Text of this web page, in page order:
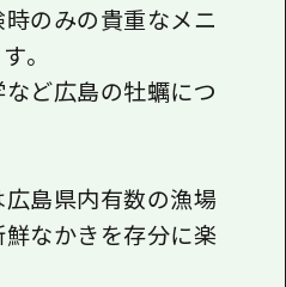
のみの貴重なメニ
。
ど広島の牡蠣につ
島県内有数の漁場
なかきを存分に楽